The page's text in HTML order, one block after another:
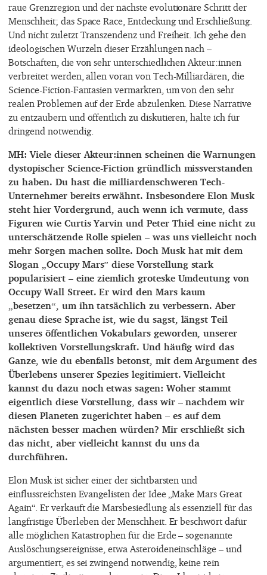
raue Grenzregion und der nächste evolutionäre Schritt der
Menschheit; das Space Race, Entdeckung und Erschließung.
Und nicht zuletzt Transzendenz und Freiheit. Ich gehe den
ideologischen Wurzeln dieser Erzählungen nach –
Botschaften, die von sehr unterschiedlichen Akteur:innen
verbreitet werden, allen voran von Tech-Milliardären, die
Science-Fiction-Fantasien vermarkten, um von den sehr
realen Problemen auf der Erde abzulenken. Diese Narrative
zu entzaubern und öffentlich zu diskutieren, halte ich für
dringend notwendig.
MH: Viele dieser Akteur:innen scheinen die Warnungen
dystopischer Science-Fiction gründlich missverstanden
zu haben. Du hast die milliardenschweren Tech-
Unternehmer bereits erwähnt. Insbesondere Elon Musk
steht hier Vordergrund, auch wenn ich vermute, dass
Figuren wie Curtis Yarvin und Peter Thiel eine nicht zu
unterschätzende Rolle spielen – was uns vielleicht noch
mehr Sorgen machen sollte. Doch Musk hat mit dem
Slogan „Occupy Mars” diese Vorstellung stark
popularisiert – eine ziemlich groteske Umdeutung von
Occupy Wall Street. Er wird den Mars kaum
„besetzen“, um ihn tatsächlich zu verbessern. Aber
genau diese Sprache ist, wie du sagst, längst Teil
unseres öffentlichen Vokabulars geworden, unserer
kollektiven Vorstellungskraft. Und häufig wird das
Ganze, wie du ebenfalls betonst, mit dem Argument des
Überlebens unserer Spezies legitimiert. Vielleicht
kannst du dazu noch etwas sagen: Woher stammt
eigentlich diese Vorstellung, dass wir – nachdem wir
diesen Planeten zugerichtet haben – es auf dem
nächsten besser machen würden? Mir erschließt sich
das nicht, aber vielleicht kannst du uns da
durchführen.
Elon Musk ist sicher einer der sichtbarsten und
einflussreichsten Evangelisten der Idee „Make Mars Great
Again“. Er verkauft die Marsbesiedlung als essenziell für das
langfristige Überleben der Menschheit. Er beschwört dafür
alle möglichen Katastrophen für die Erde – sogenannte
Auslöschungsereignisse, etwa Asteroideneinschläge – und
argumentiert, es sei zwingend notwendig, keine rein